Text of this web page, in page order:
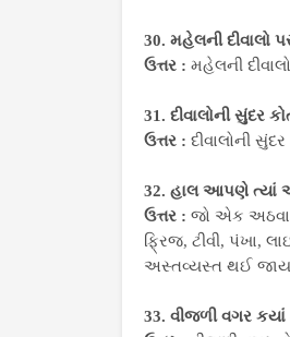
30. મહેલની દીવાલો
ઉત્તર : મહેલની
31. દીવાલોની સુંદર
ઉત્તર : દીવાલોની
32. હાલ આપણે ત્યાં
ઉત્તર : જો એક
ફ્રિજ, ટીવી, પંખા,
અસ્તવ્યસ્ત થઈ
33. વીજળી વગર કયાં